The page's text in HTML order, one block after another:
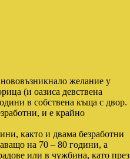
желание у
(и оазиса девствена
в собствена къща с двор.
и е крайно
както и двама безработни
на 70 – 80 години, а
или в чужбина, като през